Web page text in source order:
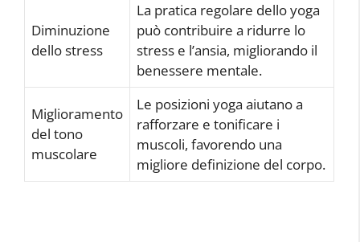
Diminuzione
dello stress
La pratica regolare dello yoga
può contribuire a ridurre lo
stress e l’ansia, migliorando il
benessere mentale.
Miglioramento
del tono
muscolare
Le posizioni yoga aiutano a
rafforzare e tonificare i
muscoli, favorendo una
migliore definizione del corpo.